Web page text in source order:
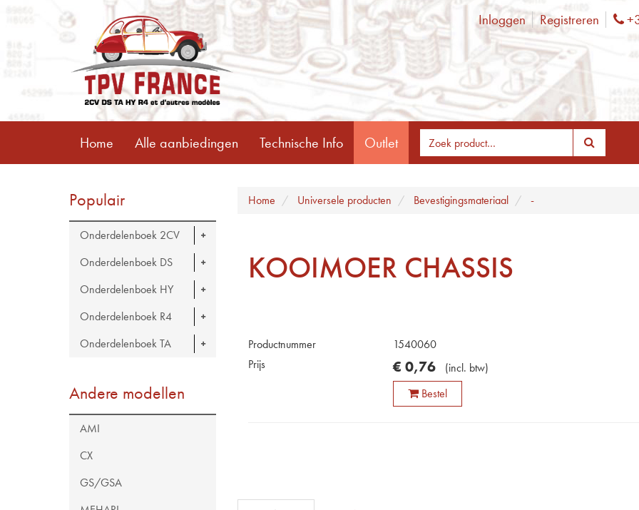
Inloggen Registreren
Home Alle aanbiedingen Technische Info Outlet
Populair
Onderdelenboek 2CV
Onderdelenboek DS
Onderdelenboek HY
Onderdelenboek R4
Onderdelenboek TA
Andere modellen
AMI
CX
GS/GSA
Home Universele producten Bevestigingsmateriaal -
KOOIMOER CHASSIS
Productnummer
1540060
Prijs
€ 0,76 (incl. btw)
Bestel